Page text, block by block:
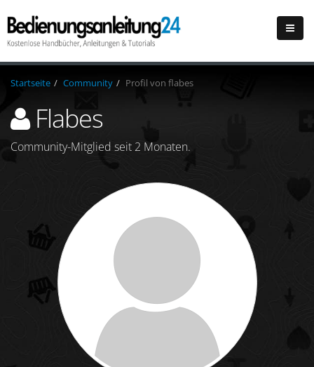
Startseite Community Profil von flabes
Flabes
Community-Mitglied seit 2 Monaten.